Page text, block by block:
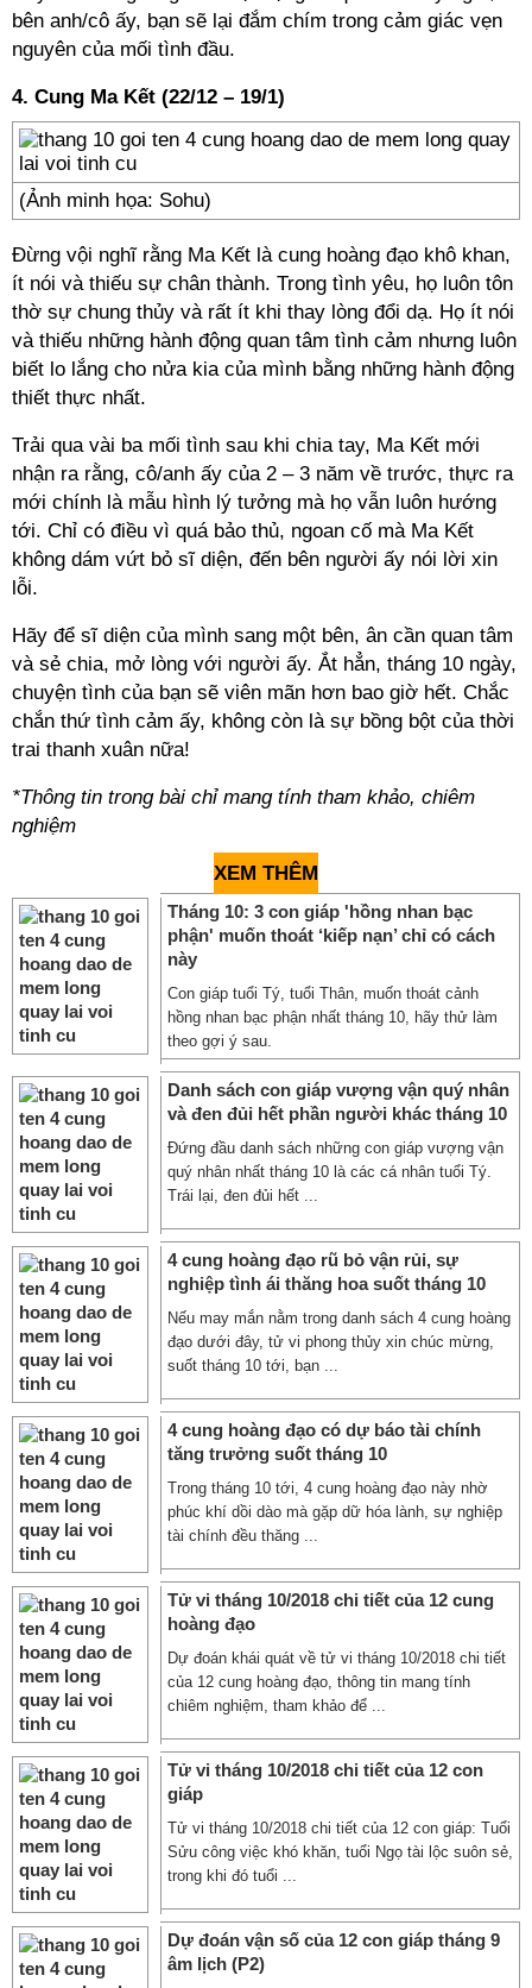
bên anh/cô ấy, bạn sẽ lại đắm chím trong cảm giác vẹn
nguyên của mối tình đầu.
4. Cung Ma Kết (22/12 – 19/1)
(Ảnh minh họa: Sohu)
Đừng vội nghĩ rằng Ma Kết là cung hoàng đạo khô khan,
ít nói và thiếu sự chân thành. Trong tình yêu, họ luôn tôn
thờ sự chung thủy và rất ít khi thay lòng đổi dạ. Họ ít nói
và thiếu những hành động quan tâm tình cảm nhưng luôn
biết lo lắng cho nửa kia của mình bằng những hành động
thiết thực nhất.
Trải qua vài ba mối tình sau khi chia tay, Ma Kết mới
nhận ra rằng, cô/anh ấy của 2 – 3 năm về trước, thực ra
mới chính là mẫu hình lý tưởng mà họ vẫn luôn hướng
tới. Chỉ có điều vì quá bảo thủ, ngoan cố mà Ma Kết
không dám vứt bỏ sĩ diện, đến bên người ấy nói lời xin
lỗi.
Hãy để sĩ diện của mình sang một bên, ân cần quan tâm
và sẻ chia, mở lòng với người ấy. Ắt hẳn, tháng 10 ngày,
chuyện tình của bạn sẽ viên mãn hơn bao giờ hết. Chắc
chắn thứ tình cảm ấy, không còn là sự bồng bột của thời
trai thanh xuân nữa!
*Thông tin trong bài chỉ mang tính tham khảo, chiêm
nghiệm
XEM THÊM
Tháng 10: 3 con giáp 'hồng nhan bạc
phận' muốn thoát ‘kiếp nạn’ chỉ có cách
này
Con giáp tuổi Tý, tuổi Thân, muốn thoát cảnh
hồng nhan bạc phận nhất tháng 10, hãy thử làm
theo gợi ý sau.
Danh sách con giáp vượng vận quý nhân
và đen đủi hết phần người khác tháng 10
Đứng đầu danh sách những con giáp vượng vận
quý nhân nhất tháng 10 là các cá nhân tuổi Tý.
Trái lại, đen đủi hết ...
4 cung hoàng đạo rũ bỏ vận rủi, sự
nghiệp tình ái thăng hoa suốt tháng 10
Nếu may mắn nằm trong danh sách 4 cung hoàng
đạo dưới đây, tử vi phong thủy xin chúc mừng,
suốt tháng 10 tới, bạn ...
4 cung hoàng đạo có dự báo tài chính
tăng trưởng suốt tháng 10
Trong tháng 10 tới, 4 cung hoàng đạo này nhờ
phúc khí dồi dào mà gặp dữ hóa lành, sự nghiệp
tài chính đều thăng ...
Tử vi tháng 10/2018 chi tiết của 12 cung
hoàng đạo
Dự đoán khái quát về tử vi tháng 10/2018 chi tiết
của 12 cung hoàng đạo, thông tin mang tính
chiêm nghiệm, tham khảo để ...
Tử vi tháng 10/2018 chi tiết của 12 con
giáp
Tử vi tháng 10/2018 chi tiết của 12 con giáp: Tuổi
Sửu công việc khó khăn, tuổi Ngọ tài lộc suôn sẻ,
trong khi đó tuổi ...
Dự đoán vận số của 12 con giáp tháng 9
âm lịch (P2)